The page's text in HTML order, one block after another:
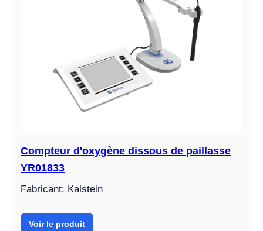
Compteur d'oxygène dissous de paillasse
YR01833
Fabricant: Kalstein
Voir le produit